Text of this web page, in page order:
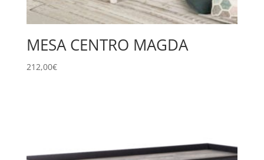
MESA CENTRO MAGDA
212,00€